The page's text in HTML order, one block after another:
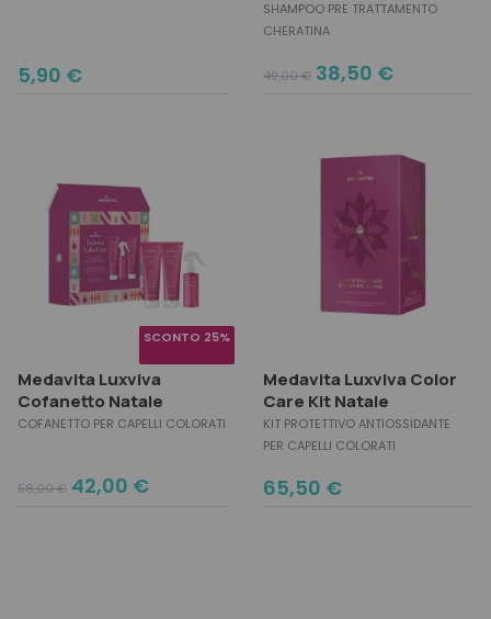
5,90 €
SHAMPOO PRE TRATTAMENTO
CHERATINA
49,00€
Original
38,50 €
Current
SCONTO 25%
Medavita Luxviva
Cofanetto Natale
COFANETTO PER CAPELLI COLORATI
56,00€
Original
42,00 €
Current
Medavita Luxviva Color
Care Kit Natale
KIT PROTETTIVO ANTIOSSIDANTE
PER CAPELLI COLORATI
65,50 €